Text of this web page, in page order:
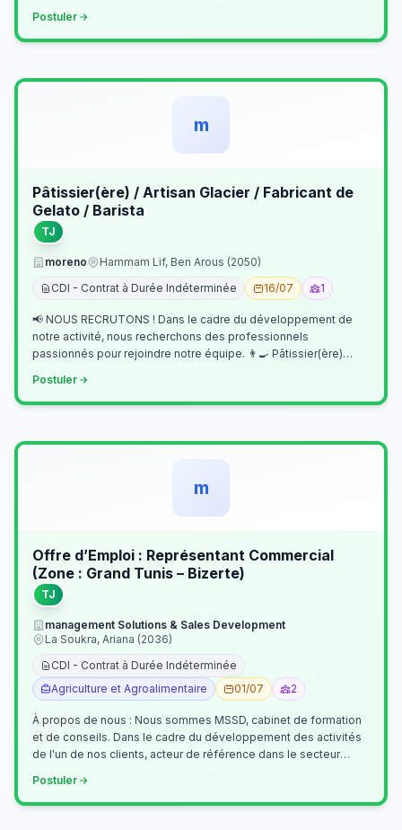
Postuler
m
Pâtissier(ère) / Artisan Glacier / Fabricant de
Gelato / Barista
TJ
moreno
Hammam Lif, Ben Arous (2050)
CDI - Contrat à Durée Indéterminée
16/07 1
📢 NOUS RECRUTONS ! Dans le cadre du développement de
notre activité, nous recherchons des professionnels
passionnés pour rejoindre notre équipe. 👨‍🍳 Pâtissier(ère)
Postuler
m
Offre d’Emploi : Représentant Commercial
(Zone : Grand Tunis – Bizerte)
TJ
management Solutions & Sales Development
La Soukra, Ariana (2036)
CDI - Contrat à Durée Indéterminée
Agriculture et Agroalimentaire
01/07 2
À propos de nous : Nous sommes MSSD, cabinet de formation
et de conseils. Dans le cadre du développement des activités
de l'un de nos clients, acteur de référence dans le secteur
Postuler